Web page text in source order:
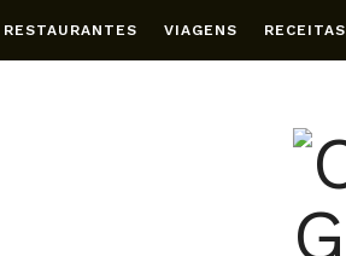
RESTAURANTES VIAGENS RECEITAS